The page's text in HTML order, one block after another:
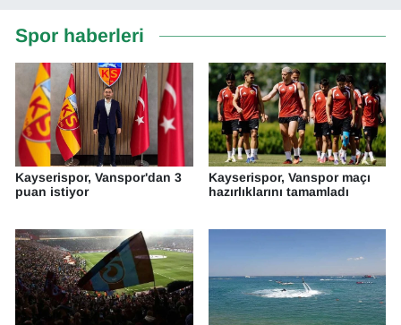
Spor haberleri
Kayserispor, Vanspor'dan 3
puan istiyor
Kayserispor, Vanspor maçı
hazırlıklarını tamamladı